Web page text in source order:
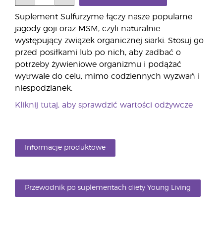
Suplement Sulfurzyme łączy nasze popularne
jagody goji oraz MSM, czyli naturalnie
występujący związek organicznej siarki. Stosuj go
przed posiłkami lub po nich, aby zadbać o
potrzeby żywieniowe organizmu i podążać
wytrwale do celu, mimo codziennych wyzwań i
niespodzianek.
Kliknij tutaj, aby sprawdzić wartości odżywcze
Informacje produktowe
Przewodnik po suplementach diety Young Living